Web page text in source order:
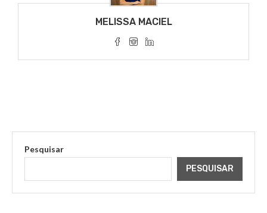
MELISSA MACIEL
Pesquisar
PESQUISAR